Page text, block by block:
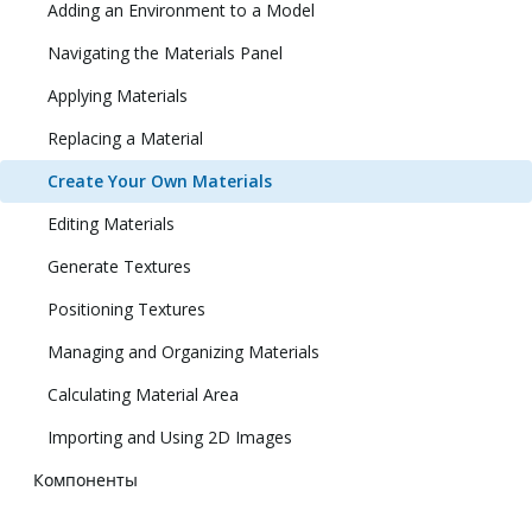
Adding an Environment to a Model
Navigating the Materials Panel
Applying Materials
Replacing a Material
Create Your Own Materials
Editing Materials
Generate Textures
Positioning Textures
Managing and Organizing Materials
Calculating Material Area
Importing and Using 2D Images
Компоненты